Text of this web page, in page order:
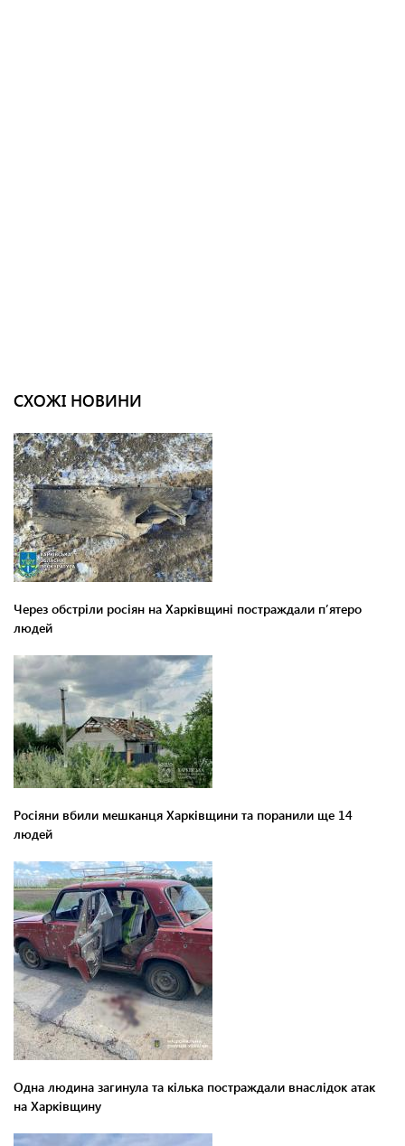
СХОЖІ НОВИНИ
Через обстріли росіян на Харківщині постраждали п’ятеро
людей
Росіяни вбили мешканця Харківщини та поранили ще 14
людей
Одна людина загинула та кілька постраждали внаслідок атак
на Харківщину